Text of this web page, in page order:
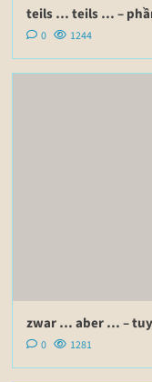
teils … teils … –
0 1244
zwar … aber … –
0 1281